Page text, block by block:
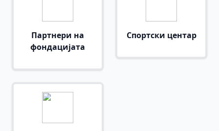
Партнери на
фондацијата
Спортски центар